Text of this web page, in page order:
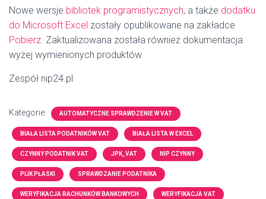
Nowe wersje bibliotek programistycznych, a także dodatku
do Microsoft Excel zostały opublikowane na zakładce
Pobierz. Zaktualizowana została również dokumentacja
wyżej wymienionych produktów.
Zespół nip24.pl
Kategorie: AUTOMATYCZNE SPRAWDZENIE W VAT
BIAŁA LISTA PODATNIKÓW VAT BIAŁA LISTA W EXCEL
CZYNNY PODATNIK VAT JPK_VAT NIP CZYNNY
PLIK PŁASKI SPRAWDZANIE PODATNIKA
WERYFIKACJA RACHUNKÓW BANKOWYCH WERYFIKACJA VAT